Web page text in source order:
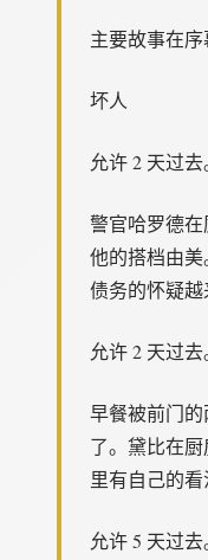
主要故事在序
坏人
允许 2 天过去
警官哈罗德
他的搭档由
债务的怀疑越
允许 2 天过去
早餐被前门
了。黛比在
里有自己的看
允许 5 天过去